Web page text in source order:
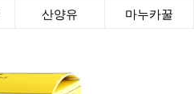
산양유 마누카꿀